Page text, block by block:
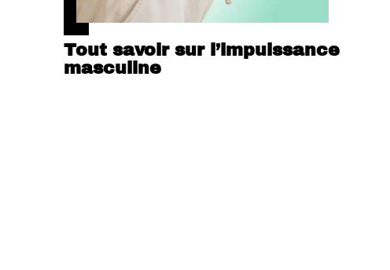
Tout savoir sur l’impuissance
masculine